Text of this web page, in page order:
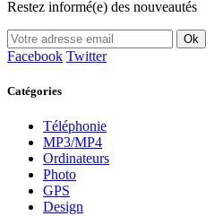
Restez informé(e) des nouveautés
Ok
Facebook Twitter
Catégories
Téléphonie
MP3/MP4
Ordinateurs
Photo
GPS
Design